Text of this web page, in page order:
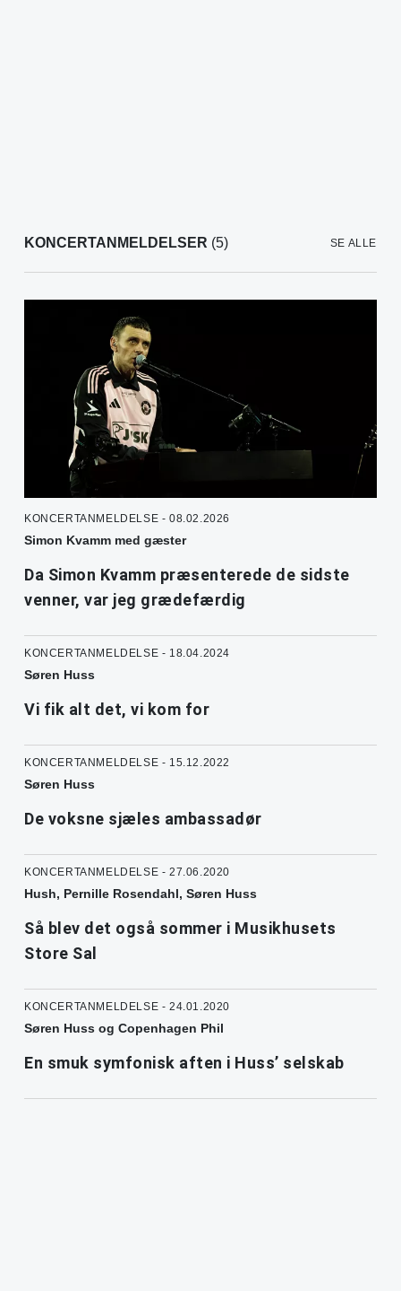
KONCERTANMELDELSER (5) SE ALLE
KONCERTANMELDELSE - 08.02.2026
Simon Kvamm med gæster
Da Simon Kvamm præsenterede de sidste
venner, var jeg grædefærdig
KONCERTANMELDELSE - 18.04.2024
Søren Huss
Vi fik alt det, vi kom for
KONCERTANMELDELSE - 15.12.2022
Søren Huss
De voksne sjæles ambassadør
KONCERTANMELDELSE - 27.06.2020
Hush, Pernille Rosendahl, Søren Huss
Så blev det også sommer i Musikhusets
Store Sal
KONCERTANMELDELSE - 24.01.2020
Søren Huss og Copenhagen Phil
En smuk symfonisk aften i Huss’ selskab